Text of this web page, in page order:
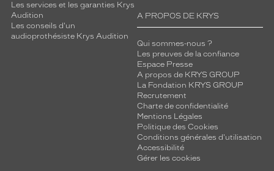
Les services et les garanties Krys
Audition
Les conseils d'un
audioprothésiste Krys Audition
A PROPOS DE KRYS
Qui sommes-nous ?
Les preuves de la confiance
Espace Presse
A propos de KRYS GROUP
La Fondation KRYS GROUP
Recrutement
Charte de confidentialité
Mentions Légales
Politique des Cookies
Conditions générales d'utilisation
Accessibilité
Gérer les cookies